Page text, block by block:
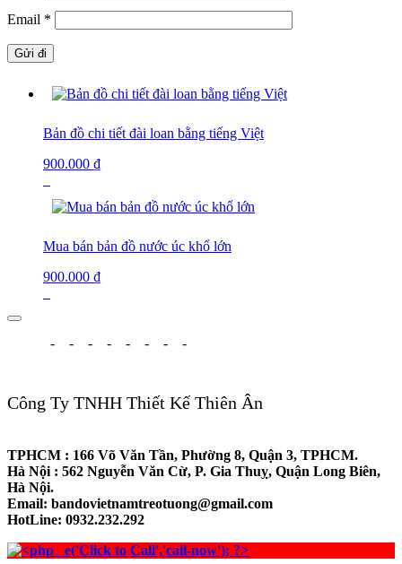
Email *
Bản đồ chi tiết đài loan bằng tiếng Việt
900.000 ₫
Mua bán bản đồ nước úc khổ lớn
900.000 ₫
- - - - - - - -
Công Ty TNHH Thiết Kế Thiên Ân
TPHCM : 166 Võ Văn Tần, Phường 8, Quận 3, TPHCM.
Hà Nội : 562 Nguyễn Văn Cừ, P. Gia Thuỵ, Quận Long Biên,
Hà Nội.
Email: bandovietnamtreotuong@gmail.com
HotLine: 0932.232.292